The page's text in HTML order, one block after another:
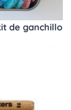
de ganchillo